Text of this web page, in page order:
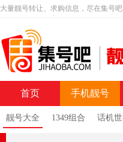
大量靓号转让、求购信息，尽在集号吧
首页 手机靓号
靓号大全 1349组合 话机